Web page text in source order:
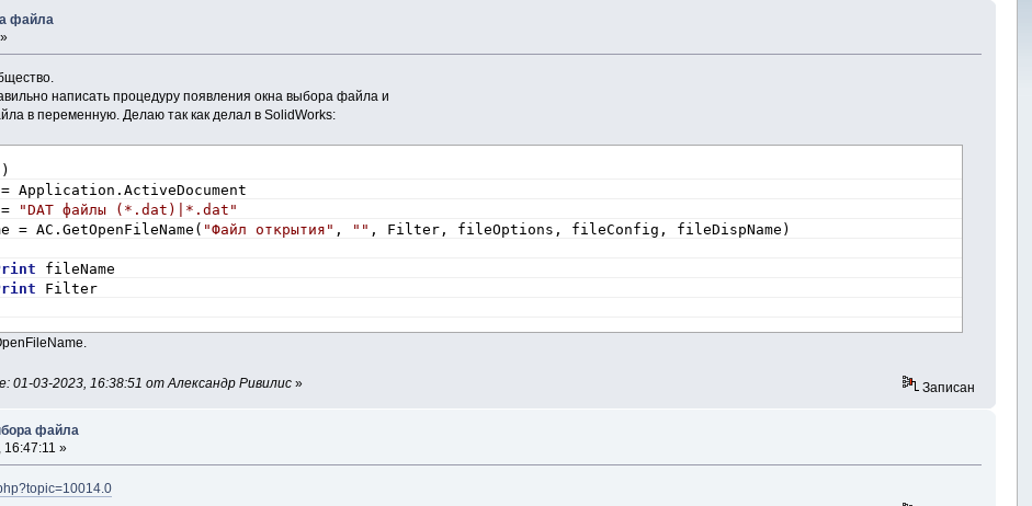
файла
написать процедуру появления окна выбора файла и
в переменную. Делаю так как делал в SolidWorks:
= Application.ActiveDocument
"DAT файлы (*.dat)|*.dat"
"Файл открытия" , "" , Filter, fileOptions, fileConfig, fileDispName)
fileName
Filter
01-03-2023, 16:38:51 от Александр Ривилис » Записан
файла
16:47:11 »